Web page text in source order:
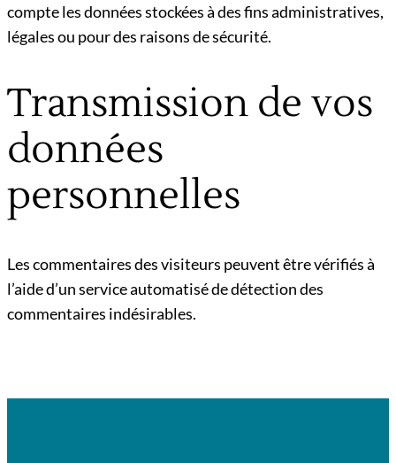
compte les données stockées à des fins administratives,
légales ou pour des raisons de sécurité.
Transmission de vos
données
personnelles
Les commentaires des visiteurs peuvent être vérifiés à
l’aide d’un service automatisé de détection des
commentaires indésirables.